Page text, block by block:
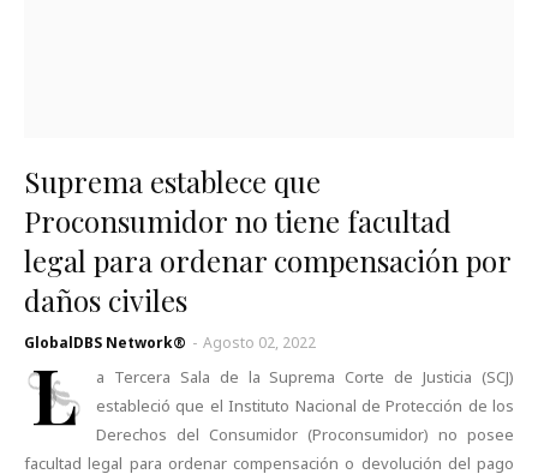
Suprema establece que
Proconsumidor no tiene facultad
legal para ordenar compensación por
daños civiles
GlobalDBS Network® - Agosto 02, 2022
L
a Tercera Sala de la Suprema Corte de Justicia (SCJ)
estableció que el Instituto Nacional de Protección de los
Derechos del Consumidor (Proconsumidor) no posee
facultad legal para ordenar compensación o devolución del pago